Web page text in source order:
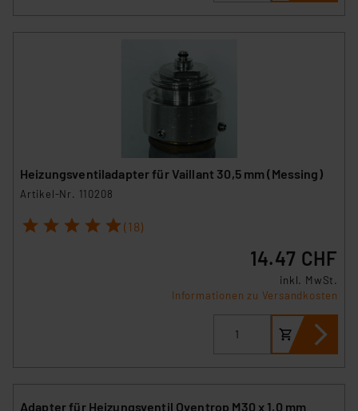
Heizungsventiladapter für Vaillant 30,5 mm (Messing)
Artikel-Nr. 110208
1 2 3 4 5 (18)
14.47 CHF
inkl. MwSt.
Informationen zu Versandkosten
Adapter für Heizungsventil Oventrop M30 x 1,0 mm